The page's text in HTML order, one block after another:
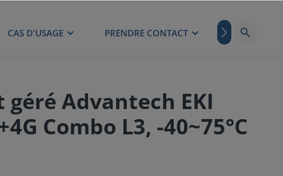
CAS D'USAGE PRENDRE CONTACT BLOG
Advantech EKI
Combo L3, -40~75°C